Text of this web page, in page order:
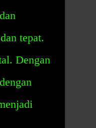
tepat.
Dengan